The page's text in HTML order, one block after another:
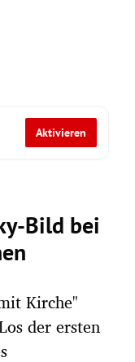
Aktivieren
Bild bei
Kirche"
der ersten